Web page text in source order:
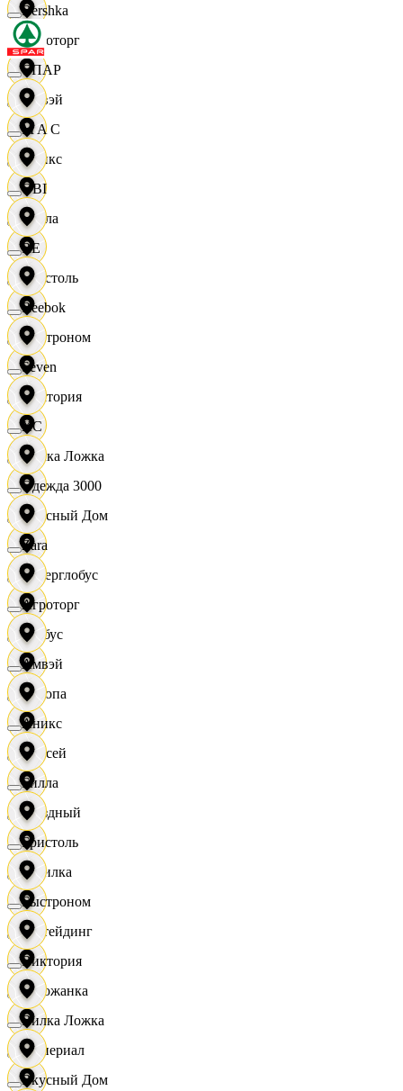
Агроторг
Амвэй
Аникс
Билла
Бристоль
Быстроном
Виктория
Вилка Ложка
Вкусный Дом
Гиперглобус
Глобус
Европа
Елисей
Звездный
Горилка
Ижтейдинг
Горожанка
Империал
Bershka
СПАР
M A C
OBI
RE
Reebok
Seven
XC
Одежда 3000
Zara
Агроторг
Амвэй
Аникс
Билла
Бристоль
Быстроном
Виктория
Вилка Ложка
Вкусный Дом